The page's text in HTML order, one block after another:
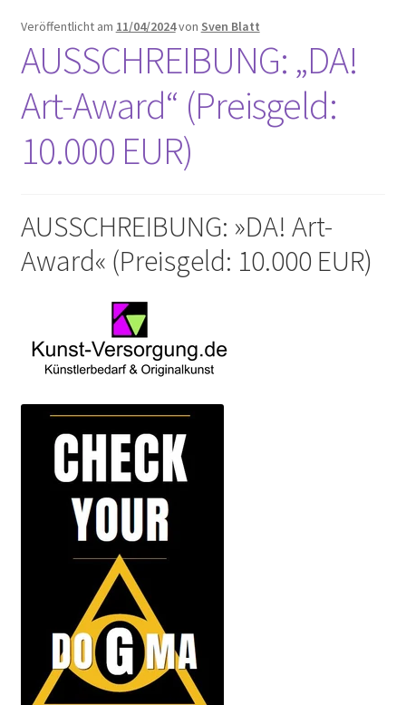
Leinwände
Zeichnen/Kolorieren
Papier
Zubehör
Geschenke
%Angebote%
Veröffentlicht am 11/04/2024von Sven Blatt
AUSSCHREIBUNG: „DA!
Art-Award“ (Preisgeld:
10.000 EUR)
AUSSCHREIBUNG: »DA! Art-
Award« (Preisgeld: 10.000 EUR)